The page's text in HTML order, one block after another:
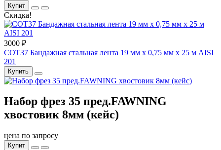
Купит
Скидка!
3000 ₽
COT37 Бандажная стальная лента 19 мм x 0,75 мм x 25 м AISI
201
Купить
Набор фрез 35 пред.FAWNING
хвостовик 8мм (кейс)
цена по запросу
Купит